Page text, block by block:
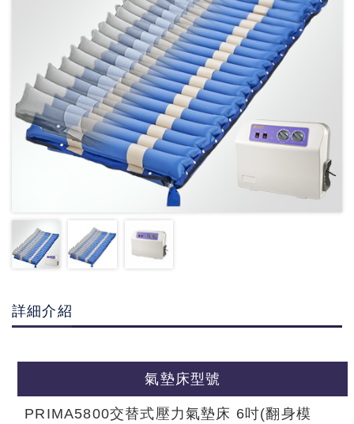
詳細介紹
氣墊床型號
PRIMA5800交替式壓力氣墊床 6吋(翻身模